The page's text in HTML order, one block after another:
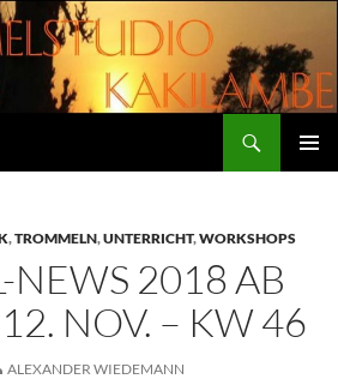
,TROMMELN,UNTERRICHT,WORKSHOPS
NEWS 2018 AB
NOV. – KW 46
ALEXANDER WIEDEMANN